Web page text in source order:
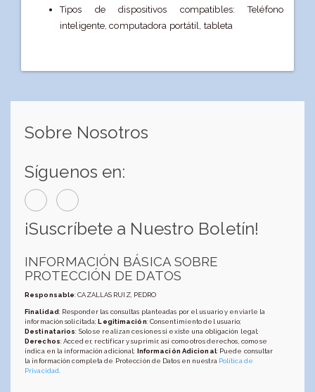
Tipos de dispositivos compatibles: Teléfono
inteligente, computadora portátil, tableta
Sobre Nosotros
Síguenos en:
¡Suscríbete a Nuestro Boletín!
INFORMACIÓN BÁSICA SOBRE
PROTECCIÓN DE DATOS
Responsable: CAZALLAS RUIZ, PEDRO
Finalidad: Responder las consultas planteadas por el usuario y enviarle la
información solicitada;Legitimación: Consentimiento del usuario;
Destinatarios: Solo se realizan cesiones si existe una obligación legal;
Derechos: Acceder, rectificar y suprimir, así como otros derechos, como se
indica en la información adicional; Información Adicional: Puede consultar
la información completa de Protección de Datos en nuestra Política de
Privacidad